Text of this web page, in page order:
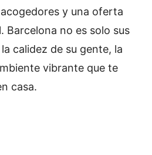
y una oferta
Barcelona no es solo sus
calidez de su gente, la
vibrante que te
casa.